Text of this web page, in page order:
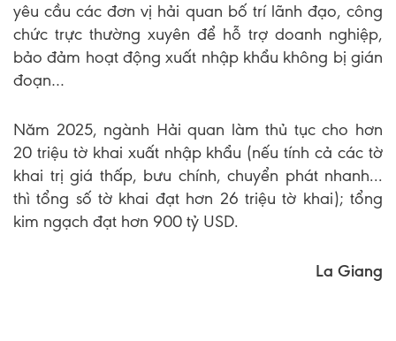
yêu cầu các đơn vị hải quan bố trí lãnh đạo, công
chức trực thường xuyên để hỗ trợ doanh nghiệp,
bảo đảm hoạt động xuất nhập khẩu không bị gián
đoạn…
Năm 2025, ngành Hải quan làm thủ tục cho hơn
20 triệu tờ khai xuất nhập khẩu (nếu tính cả các tờ
khai trị giá thấp, bưu chính, chuyển phát nhanh...
thì tổng số tờ khai đạt hơn 26 triệu tờ khai); tổng
kim ngạch đạt hơn 900 tỷ USD.
La Giang